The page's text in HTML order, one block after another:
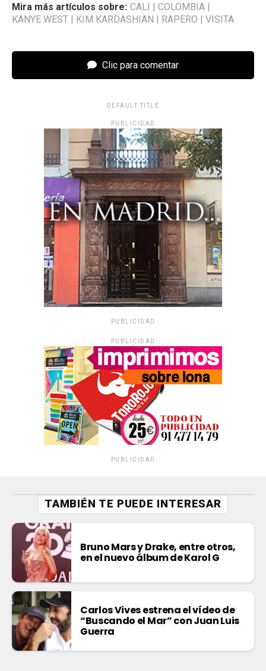
Mira más artículos sobre: CALI | COLOMBIA |
KANYE WEST | KIM KARDASHIAN | RAPERO | VISITA
Clic para comentar
DEFAULT TITLE
PUBLICIDAD
PUBLICIDAD
PUBLICIDAD
PUBLICIDAD
TAMBIÉN TE PUEDE INTERESAR
Bruno Mars y Drake, entre otros,
en el nuevo álbum de Karol G
Carlos Vives estrena el vídeo de
“Buscando el Mar” con Juan Luis
Guerra